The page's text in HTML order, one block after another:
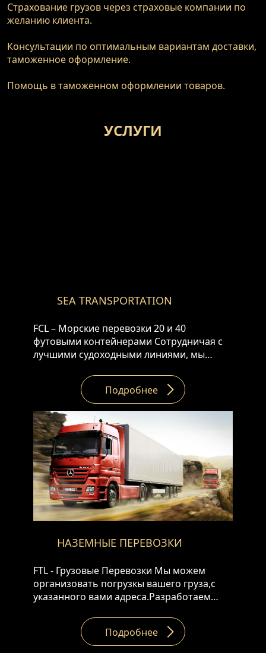
Страхование грузов через страховые компании по
желанию клиента.
Консультации по оптимальным вариантам доставки,
таможенное оформление.
Помощь в таможенном оформлении товаров.
УСЛУГИ
SEA TRANSPORTATION
FCL – Морские перевозки 20 и 40
футовыми контейнерами Сотрудничая с
лучшими судоходными линиями, мы
конкурентоспособным ценам, со
следующими типами контейнеров • 20 DV,
40 DV/HC • open top • reefer • flat rack. •
Platform • ISO Tanks
Подробнее
НАЗЕМНЫЕ ПЕРЕВОЗКИ
FTL - Грузовые Перевозки Мы можем
организовать погрузкы вашего груза,с
указанного вами адреса.Разработаем
предлагая следующие варианты. • Тент
грузовые машины • Рефрижераторы •
Термосы • 120 кубовые грузовики •
Подробнее